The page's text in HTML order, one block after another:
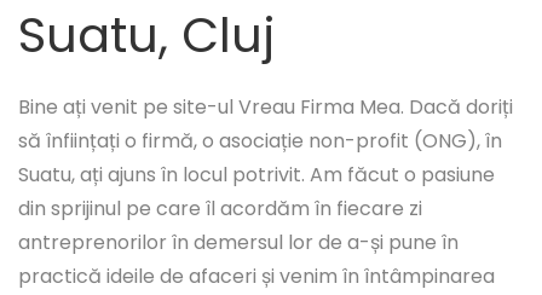
Suatu, Cluj
Bine ați venit pe site-ul Vreau Firma Mea. Dacă doriți
să înființați o firmă, o asociație non-profit (ONG), în
Suatu, ați ajuns în locul potrivit. Am făcut o pasiune
din sprijinul pe care îl acordăm în fiecare zi
antreprenorilor în demersul lor de a-și pune în
practică ideile de afaceri și venim în întâmpinarea